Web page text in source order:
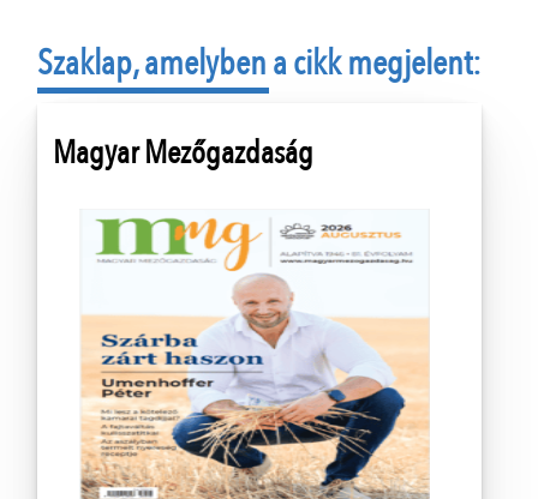
Szaklap, amelyben a cikk megjelent:
Magyar Mezőgazdaság